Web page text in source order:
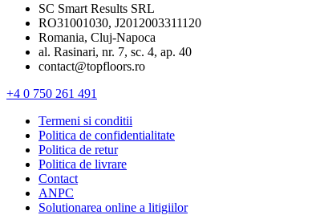
SC Smart Results SRL
RO31001030, J2012003311120
Romania, Cluj-Napoca
al. Rasinari, nr. 7, sc. 4, ap. 40
contact@topfloors.ro
+4 0 750 261 491
Termeni si conditii
Politica de confidentialitate
Politica de retur
Politica de livrare
Contact
ANPC
Solutionarea online a litigiilor